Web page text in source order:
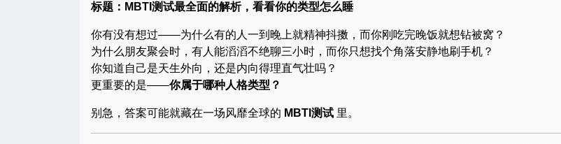
标题：MBTI测试最全面的解析，看看你的类型怎么睡
你有没有想过——为什么有的人一到晚上就精神抖擞，而你刚吃完晚饭就想钻被窝？
为什么朋友聚会时，有人能滔滔不绝聊三小时，而你只想找个角落安静地刷手机？
你知道自己是天生外向，还是内向得理直气壮吗？
更重要的是——你属于哪种人格类型？
别急，答案可能就藏在一场风靡全球的 MBTI测试 里。